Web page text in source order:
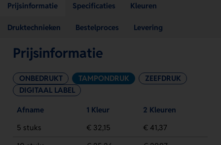
Prijsinformatie Specificaties Kleuren
Druktechnieken Bestelproces Levering
Prijsinformatie
ONBEDRUKT TAMPONDRUK
ZEEFDRUK
DIGITAAL LABEL
Afname 1 Kleur
2 Kleuren
5 stuks
€ 32,15
€ 41,37